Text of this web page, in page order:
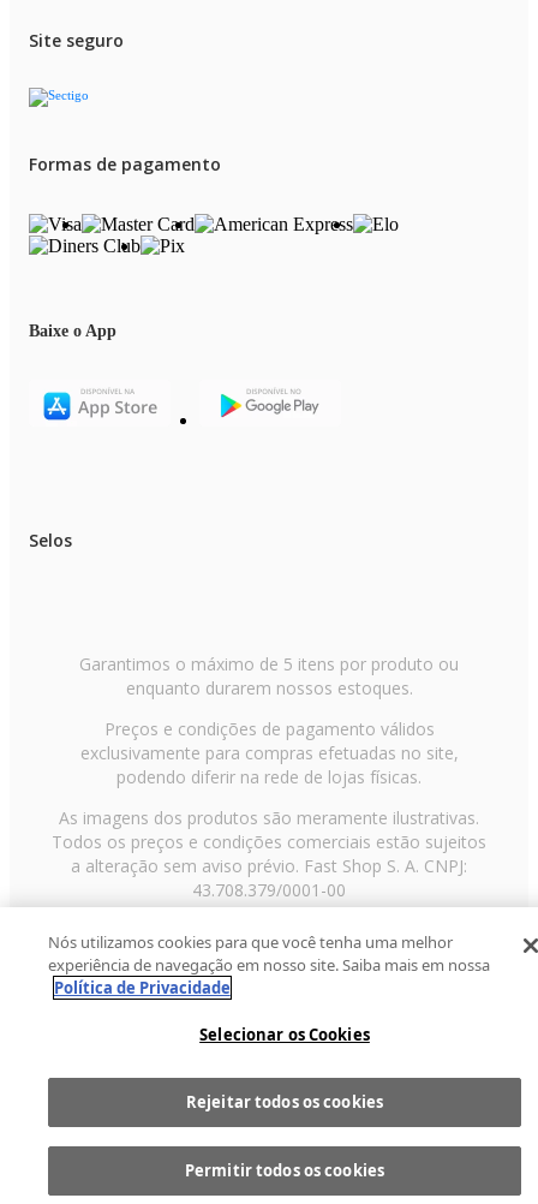
Comprar
Site seguro
Formas de pagamento
Baixe o App
Selos
Garantimos o máximo de 5 itens por produto ou
enquanto durarem nossos estoques.
Preços e condições de pagamento válidos
exclusivamente para compras efetuadas no site,
podendo diferir na rede de lojas físicas.
As imagens dos produtos são meramente ilustrativas.
Todos os preços e condições comerciais estão sujeitos
a alteração sem aviso prévio. Fast Shop S. A. CNPJ:
43.708.379/0001-00
Avenida Zaki Narchi, nº 1650, sobreloja, Carandiru, São
Paulo/SP, CEP 02029-001, Telefone: 11 3003-3728 ©
2013 Fast Shop - Todos os direitos reservadosRF
Nós utilizamos cookies para que você tenha uma melhor
experiência de navegação em nosso site. Saiba mais em nossa
Política de Privacidade
Selecionar os Cookies
Rejeitar todos os cookies
Permitir todos os cookies